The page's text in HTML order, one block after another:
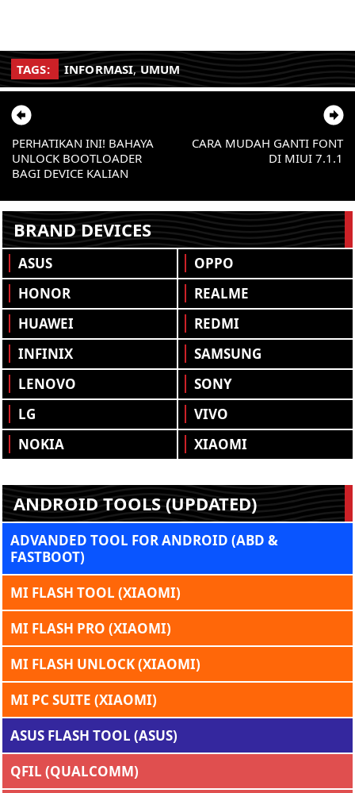
TAGS: INFORMASI, UMUM
CARA MUDAH GANTI FONT
DI MIUI 7.1.1
PERHATIKAN INI! BAHAYA
UNLOCK BOOTLOADER
BAGI DEVICE KALIAN
BRAND DEVICES
ASUS
HONOR
HUAWEI
INFINIX
LENOVO
LG
NOKIA
OPPO
REALME
REDMI
SAMSUNG
SONY
VIVO
XIAOMI
ANDROID TOOLS (UPDATED)
ADVANDED TOOL FOR ANDROID (ABD &
FASTBOOT)
MI FLASH TOOL (XIAOMI)
MI FLASH PRO (XIAOMI)
MI FLASH UNLOCK (XIAOMI)
MI PC SUITE (XIAOMI)
ASUS FLASH TOOL (ASUS)
QFIL (QUALCOMM)